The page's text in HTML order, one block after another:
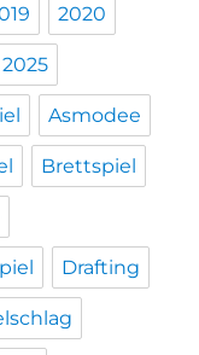
2020
2025
Asmodee
Brettspiel
Drafting